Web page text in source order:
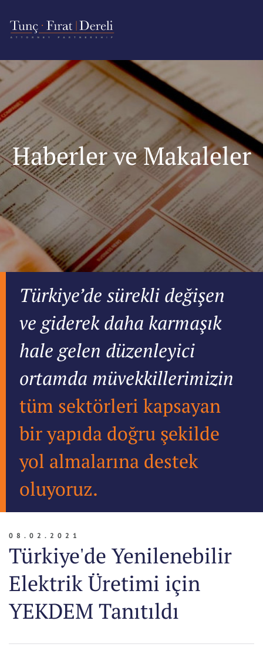
Haberler ve Makaleler
Türkiye’de sürekli değişen
ve giderek daha karmaşık
hale gelen düzenleyici
ortamda müvekkillerimizin
tüm sektörleri kapsayan
bir yapıda doğru şekilde
yol almalarına destek
oluyoruz.
08.02.2021
Türkiye'de Yenilenebilir
Elektrik Üretimi için
YEKDEM Tanıtıldı